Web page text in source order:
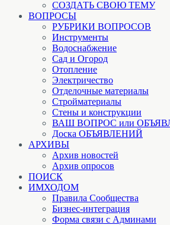
СОЗДАТЬ СВОЮ ТЕМУ
ВОПРОСЫ
РУБРИКИ ВОПРОСОВ
Инструменты
Водоснабжение
Сад и Огород
Отопление
Электричество
Отделочные материалы
Стройматериалы
Стены и конструкции
ВАШ ВОПРОС или
Доска ОБЪЯВЛЕНИЙ
АРХИВЫ
Архив новостей
Архив опросов
ПОИСК
ИМХОДОМ
Правила Сообщества
Бизнес-интеграция
Форма связи с Админами